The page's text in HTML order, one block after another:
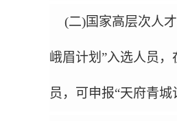
(二)国家高层次人
峨眉计划 ”入选人员，
员，可申报“天府青城